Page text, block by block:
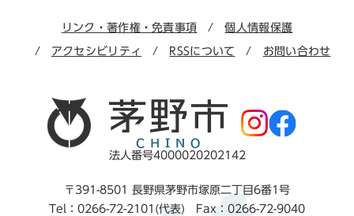
リンク・著作権・免責事項 個人情報保護
アクセシビリティ RSSについて お問い合わせ
法人番号4000020202142
〒391-8501 長野県茅野市塚原二丁目6番1号
Tel：0266-72-2101(代表) Fax：0266-72-9040